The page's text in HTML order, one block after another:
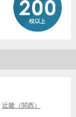
近畿（関西）